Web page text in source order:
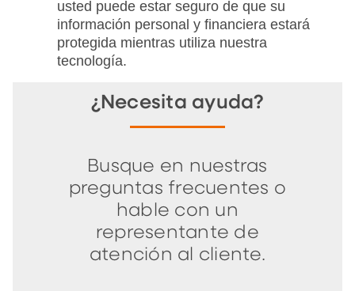
usted puede estar seguro de que su
información personal y financiera estará
protegida mientras utiliza nuestra
tecnología.
¿Necesita ayuda?
Busque en nuestras
preguntas frecuentes o
hable con un
representante de
atención al cliente.